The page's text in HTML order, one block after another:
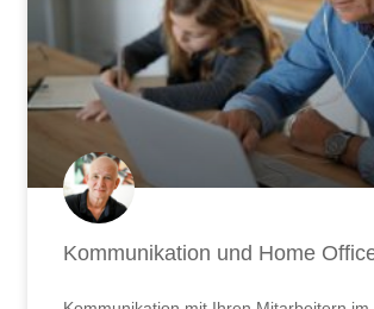
Kommunikation und Home